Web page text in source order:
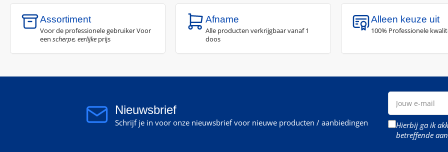
Assortiment
Voor de professionele gebruiker Voor
een scherpe, eerlijke prijs
Afname
Alle producten verkrijgbaar vanaf 1
doos
Alleen keuze uit
100% Professionele
Nieuwsbrief
Schrijf je in voor onze nieuwsbrief voor nieuwe producten / aanbiedingen
Jouw
mail
Hierbij ga ik
betreffende